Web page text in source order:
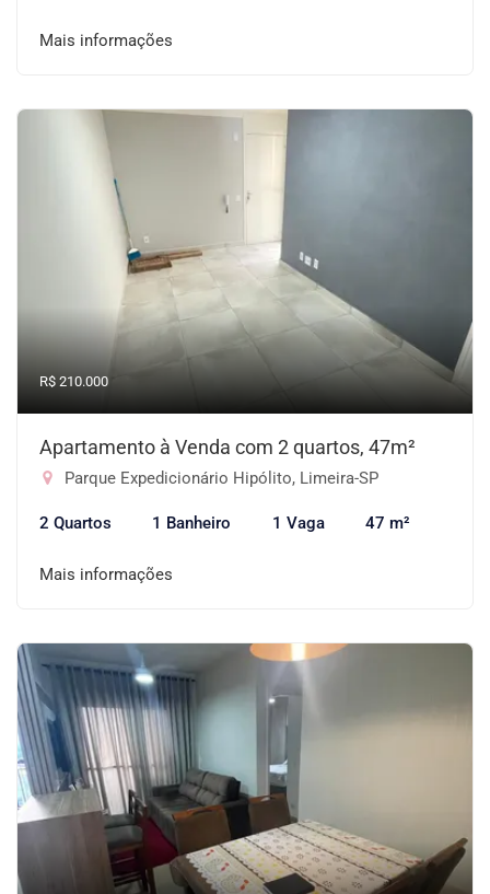
Mais informações
R$ 210.000
Apartamento à Venda com 2 quartos, 47m²
Parque Expedicionário Hipólito, Limeira-SP
2 Quartos 1 Banheiro 1 Vaga 47 m²
Mais informações